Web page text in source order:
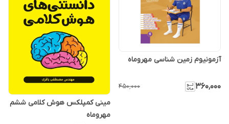
آزمونیوم زمین شناسی مهروماه
۳۶۰٬۰۰۰ ۴۵۰٬۰۰۰
مینی کمپلکس هوش کلامی ششم
مهروماه